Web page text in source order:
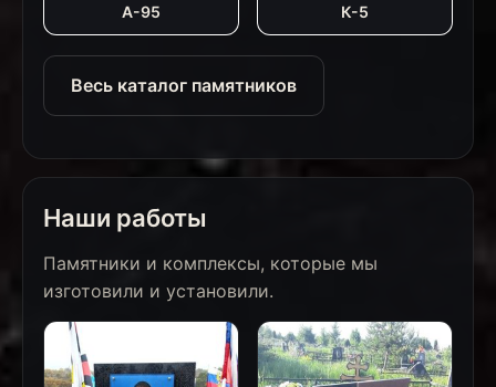
А-95 К-5
Весь каталог памятников
Наши работы
Памятники и комплексы, которые мы
изготовили и установили.